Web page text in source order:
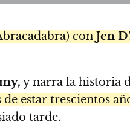
con Jen
y narra la historia
de estar trescientos
tarde.